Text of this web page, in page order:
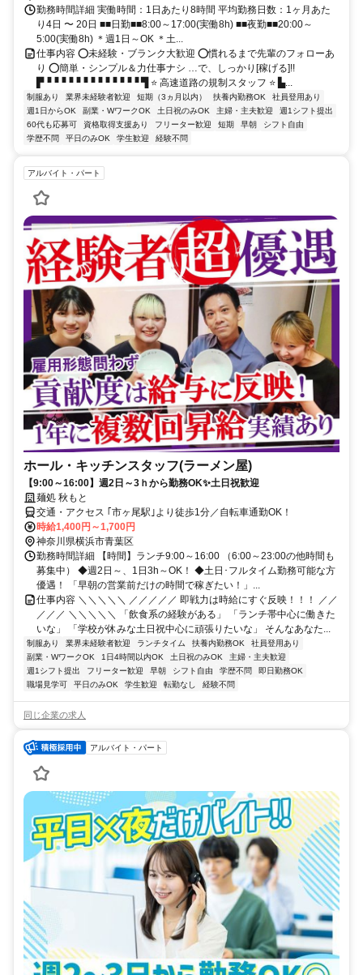
勤務時間詳細 実働時間：1日あたり8時間 平均勤務日数：1ヶ月あた
り4日 〜 20日 ■■日勤■■8:00～17:00(実働8h) ■■夜勤■■20:00～
5:00(実働8h) ＊週1日～OK ＊土...
仕事内容 ⭕未経験・ブランク大歓迎 ⭕慣れるまで先輩のフォローあ
り ⭕簡単・シンプル＆力仕事ナシ …で、しっかり[稼げる]!!
▛▝▝▝▝▝▝▝▝▝▝▝▝▝ ▜ ⭐ 高速道路の規制スタッフ ⭐ ▙...
制服あり 業界未経験者歓迎 短期（3ヵ月以内） 扶養内勤務OK
社員登用あり
週1日からOK
副業・WワークOK 土日祝のみOK 主婦・主夫歓迎
週1シフト提出
60代も応募可
資格取得支援あり フリーター歓迎 短期 早朝
シフト自由
学歴不問
平日のみOK 学生歓迎 経験不問
アルバイト・パート
ホール・キッチンスタッフ(ラーメン屋)
【9:00～16:00】週2日～3ｈから勤務OK✨土日祝歓迎
麺処 秋もと
交通・アクセス ｢市ヶ尾駅｣より徒歩1分／自転車通勤OK！
時給1,400円～1,700円
神奈川県横浜市青葉区
勤務時間詳細 【時間】ランチ9:00～16:00 （6:00～23:00の他時間も
募集中） ◆週2日～、1日3h～OK！ ◆土日･フルタイム勤務可能な方
優遇！ 「早朝の営業前だけの時間で稼ぎたい！」...
仕事内容 ＼＼＼＼＼ ／／／／／ 即戦力は時給にすぐ反映！！！ ／／
／／／ ＼＼＼＼＼ 「飲食系の経験がある」 「ランチ帯中心に働きた
いな」 「学校が休みな土日祝中心に頑張りたいな」 そんなあなた...
制服あり 業界未経験者歓迎 ランチタイム 扶養内勤務OK
社員登用あり
副業・WワークOK
1日4時間以内OK 土日祝のみOK
主婦・主夫歓迎
週1シフト提出
フリーター歓迎 早朝 シフト自由 学歴不問
即日勤務OK
職場見学可
平日のみOK 学生歓迎 転勤なし 経験不問
同じ企業の求人
アルバイト・パート